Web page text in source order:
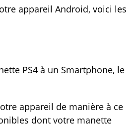
appareil Android, voici les
PS4 à un Smartphone, le
appareil de manière à ce
dont votre manette